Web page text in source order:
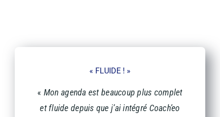
« FLUIDE ! »
« Mon agenda est beaucoup plus complet
et fluide depuis que j’ai intégré Coach’eo